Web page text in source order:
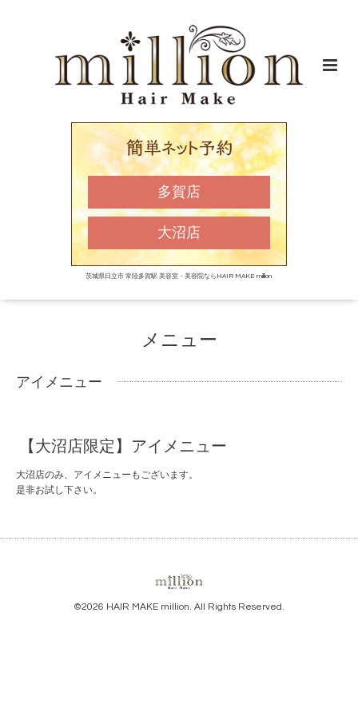
多賀店
大沼店
茨城県日立市 常陸多賀駅 美容室・美容院ならHAIR MAKE million
メニュー
アイメニュー
【大沼店限定】アイメニュー
大沼店のみ、アイメニューもございます。
是非お試し下さい。
©2026 HAIR MAKE million. All Rights Reserved.